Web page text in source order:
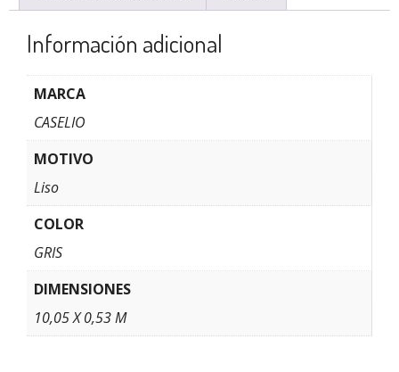
Información adicional
MARCA
CASELIO
MOTIVO
Liso
COLOR
GRIS
DIMENSIONES
10,05 X 0,53 M